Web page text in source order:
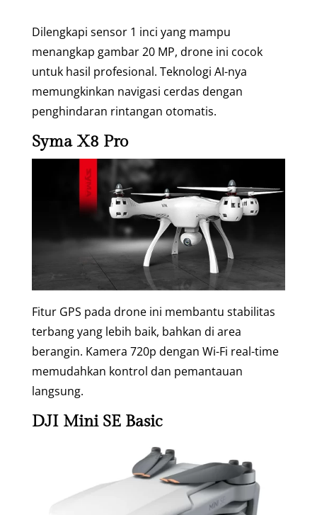
Dilengkapi sensor 1 inci yang mampu
menangkap gambar 20 MP, drone ini cocok
untuk hasil profesional. Teknologi AI-nya
memungkinkan navigasi cerdas dengan
penghindaran rintangan otomatis.
Syma X8 Pro
Fitur GPS pada drone ini membantu stabilitas
terbang yang lebih baik, bahkan di area
berangin. Kamera 720p dengan Wi-Fi real-time
memudahkan kontrol dan pemantauan
langsung.
DJI Mini SE Basic